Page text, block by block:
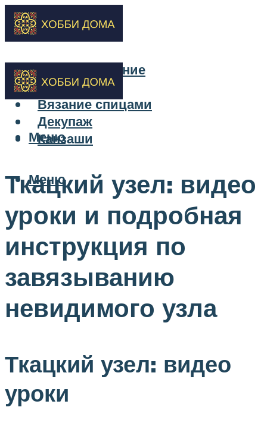
Бисероплетение
Вышивка
Вязание спицами
Декупаж
Канзаши
Меню
Меню
Ткацкий узел: видео
уроки и подробная
инструкция по
завязыванию
невидимого узла
Ткацкий узел: видео
уроки